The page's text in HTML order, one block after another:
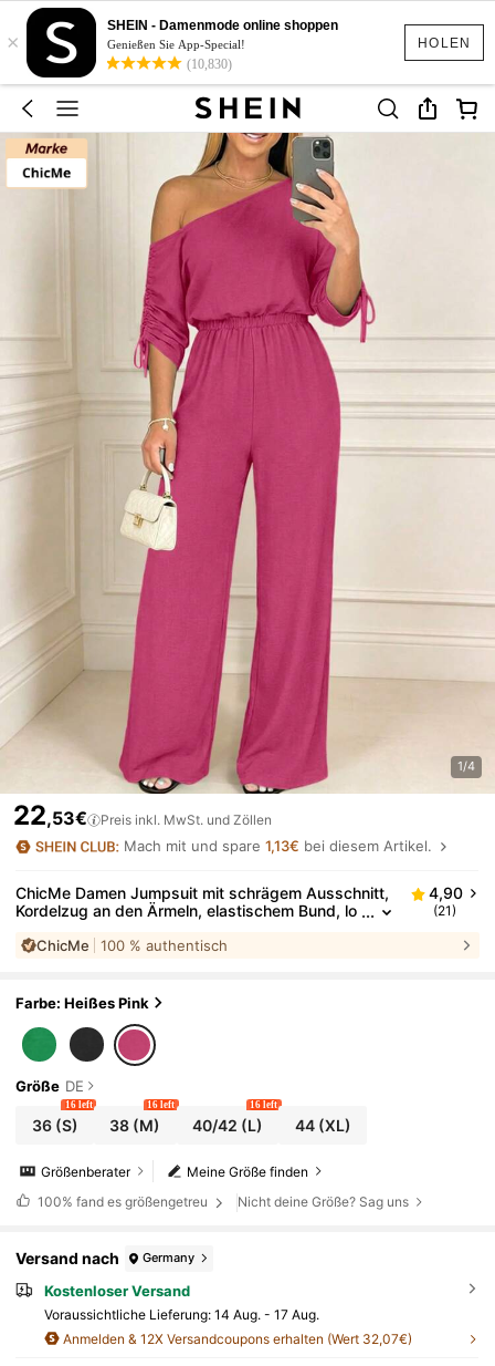
HOLEN
×
SHEIN - Damenmode online shoppen
Genießen Sie App-Special!
(10,830)
1/4
22,53€ Preis inkl. MwSt. und Zöllen
Mach mit und spare1,13€ bei diesem Artikel.
ChicMe Damen Jumpsuit mit schrägem Ausschnitt,
Kordelzug an den Ärmeln, elastischem Bund, lo
ür Alltag, Büro, Party, Sommer
4,90
(21)
ChicMe 100 % authentisch
Farbe: Heißes Pink
Größe DE
36(S)
16 left
38 (M)
16 left
40/42 (L)
16 left
44(XL)
Meine Größe finden
Größenberater
100% fand es größengetreu Nicht deine Größe? Sag uns
Versand nach Germany
Kostenloser Versand
Voraussichtliche Lieferung: 14 Aug. - 17 Aug.
Anmelden & 12X Versandcoupons erhalten (Wert 32,07€)